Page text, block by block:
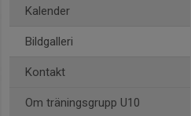
Kalender
Bildgalleri
Kontakt
Om träningsgrupp U10